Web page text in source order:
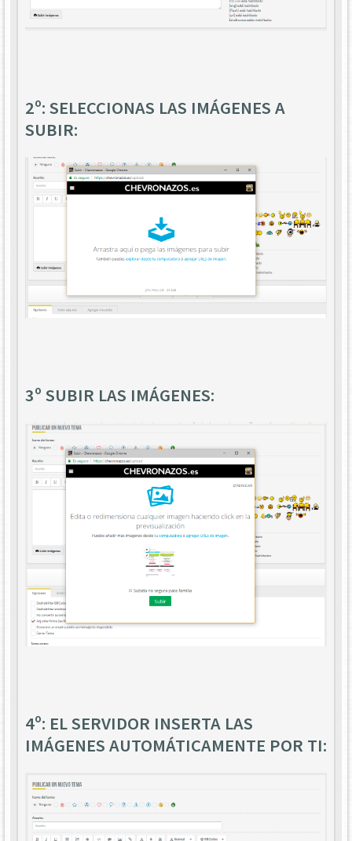
2º: SELECCIONAS LAS IMÁGENES A
SUBIR:
3º SUBIR LAS IMÁGENES:
4º: EL SERVIDOR INSERTA LAS
IMÁGENES AUTOMÁTICAMENTE POR TI: